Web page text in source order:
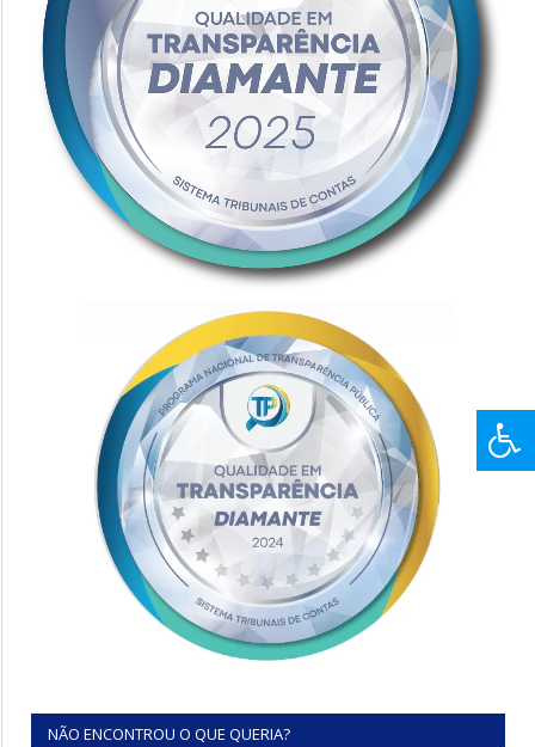
NÃO ENCONTROU O QUE QUERIA?